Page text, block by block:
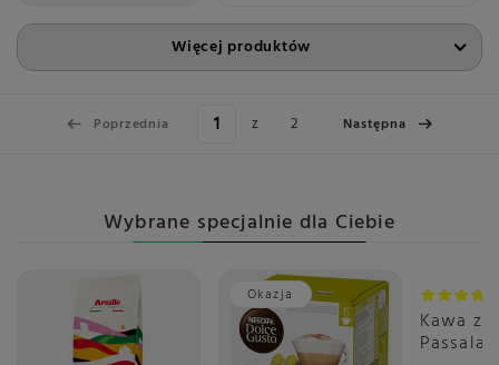
Więcej produktów
Poprzednia z 2 Następna
Wybrane specjalnie dla Ciebie
Okazja
Kawa